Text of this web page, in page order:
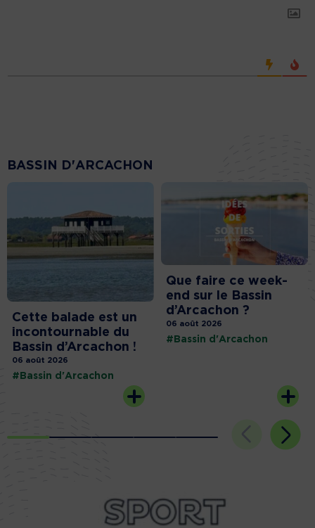
BASSIN D'ARCACHON
Cette balade est un
incontournable du
Bassin d’Arcachon !
06 août 2026
#Bassin d'Arcachon
Que faire ce week-
end sur le Bassin
d’Arcachon ?
06 août 2026
#Bassin d'Arcachon